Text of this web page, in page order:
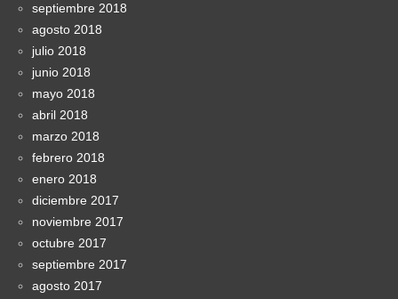
septiembre 2018
agosto 2018
julio 2018
junio 2018
mayo 2018
abril 2018
marzo 2018
febrero 2018
enero 2018
diciembre 2017
noviembre 2017
octubre 2017
septiembre 2017
agosto 2017